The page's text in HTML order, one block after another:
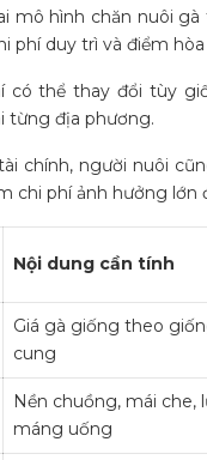
mô hình chăn nuôi
phí duy trì và điểm
có thể thay đổi tùy
từng địa phương.
chính, người nuôi
chi phí ảnh hưởng lớn
Nội dung cần tính
Giá gà giống theo
cung
Nền chuồng, mái che,
máng uống